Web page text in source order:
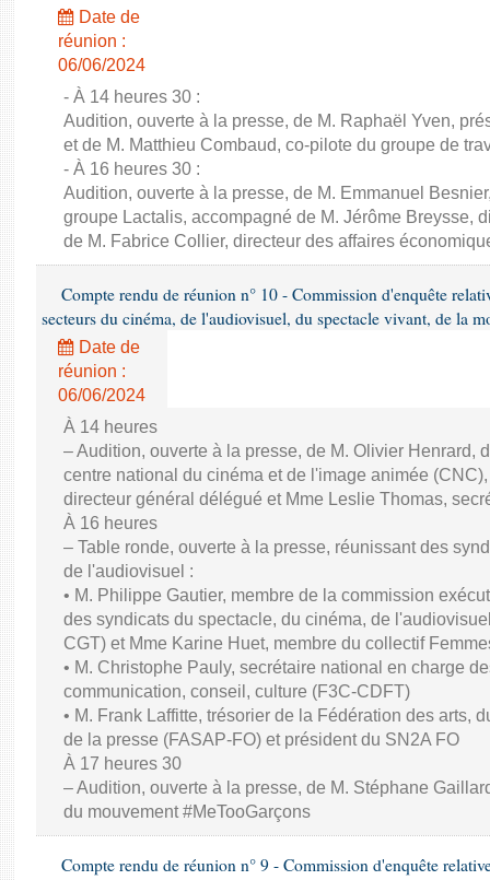
Date de
réunion :
06/06/2024
- À 14 heures 30 :
Audition, ouverte à la presse, de M. Raphaël Yven,
et de M. Matthieu Combaud, co-pilote du groupe de
- À 16 heures 30 :
Audition, ouverte à la presse, de M. Emmanuel
groupe Lactalis, accompagné de M. Jérôme Breysse,
de M. Fabrice Collier, directeur des affaires
Compte rendu de réunion n° 10 - Commission d'enquête
secteurs du cinéma, de l'audiovisuel, du spectacle vivant, de la
Date de
réunion :
06/06/2024
À 14 heures
– Audition, ouverte à la presse, de M. Olivier Henrard,
centre national du cinéma et de l'image animée
directeur général délégué et Mme Leslie Thomas,
À 16 heures
– Table ronde, ouverte à la presse, réunissant des
de l'audiovisuel :
• M. Philippe Gautier, membre de la commission
des syndicats du spectacle, du cinéma, de
CGT) et Mme Karine Huet, membre du collectif
• M. Christophe Pauly, secrétaire national en charge
communication, conseil, culture (F3C-CDFT)
• M. Frank Laffitte, trésorier de la Fédération des arts,
de la presse (FASAP-FO) et président du SN2A FO
À 17 heures 30
– Audition, ouverte à la presse, de M. Stéphane
du mouvement #MeTooGarçons
Compte rendu de réunion n° 9 - Commission d'enquête